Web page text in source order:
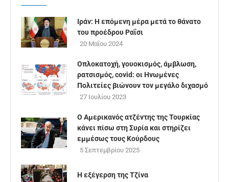
Ιράν: Η επόμενη μέρα μετά το θάνατο
του προέδρου Ραΐσι
20 Μαΐου 2024
Οπλοκατοχή, γουοκισμός, άμβλωση,
ρατσισμός, covid: οι Ηνωμένες
Πολιτείες βιώνουν τον μεγάλο διχασμό
27 Ιουλίου 2023
Ο Αμερικανός ατζέντης της Τουρκίας
κάνει πίσω στη Συρία και στηρίζει
εμμέσως τους Κούρδους
5 Σεπτεμβρίου 2025
Η εξέγερση της Τζίνα